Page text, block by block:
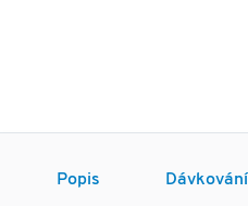
Popis Dávkování